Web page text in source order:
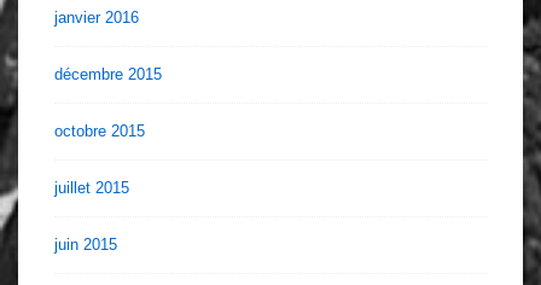
janvier 2016
décembre 2015
octobre 2015
juillet 2015
juin 2015